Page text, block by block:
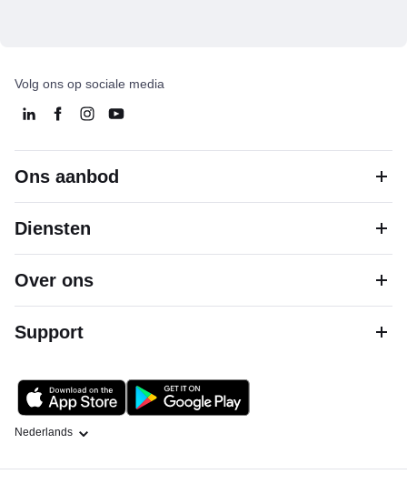
Volg ons op sociale media
Ons aanbod
Diensten
Over ons
Support
Taal